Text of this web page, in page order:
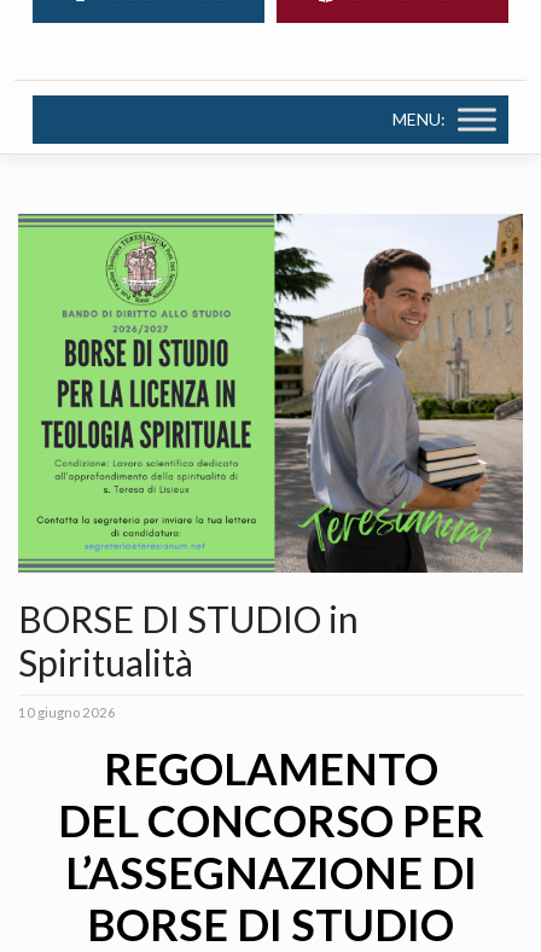
MENU:
BORSE DI STUDIO in
Spiritualità
10 giugno 2026
REGOLAMENTO
DEL CONCORSO PER
L’ASSEGNAZIONE DI
BORSE DI STUDIO